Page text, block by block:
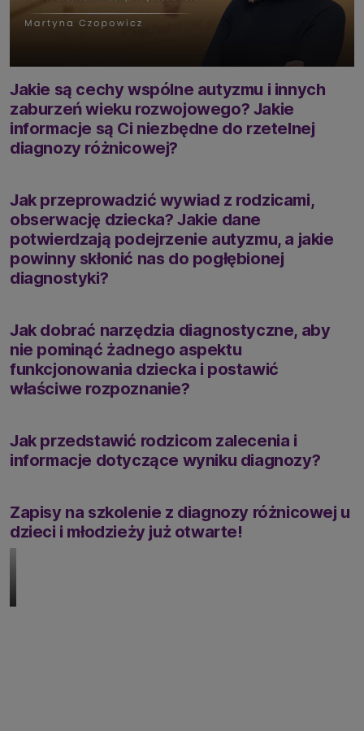
Jakie są cechy wspólne autyzmu i innych
zaburzeń wieku rozwojowego? Jakie
informacje są Ci niezbędne do rzetelnej
diagnozy różnicowej?
Jak przeprowadzić wywiad z rodzicami,
obserwację dziecka? Jakie dane
potwierdzają podejrzenie autyzmu, a jakie
powinny skłonić nas do pogłębionej
diagnostyki?
Jak dobrać narzędzia diagnostyczne, aby
nie pominąć żadnego aspektu
funkcjonowania dziecka i postawić
właściwe rozpoznanie?
Jak przedstawić rodzicom zalecenia i
informacje dotyczące wyniku diagnozy?
Zapisy na szkolenie z diagnozy różnicowej u
dzieci i młodzieży już otwarte!